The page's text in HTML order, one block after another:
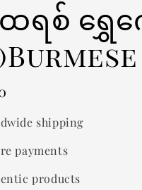
စ် ရွှေဂေ
shipping
payments
products